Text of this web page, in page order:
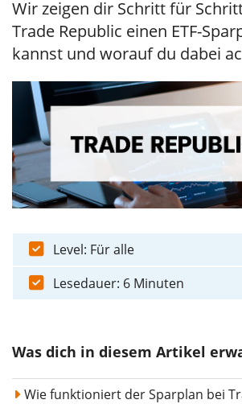
Wir zeigen dir Schritt für
Trade Republic einen ETF-
kannst und worauf du dabei
Level: Für alle
Lesedauer: 6 Minuten
Was dich in diesem Artikel
Wie funktioniert der Sparplan bei